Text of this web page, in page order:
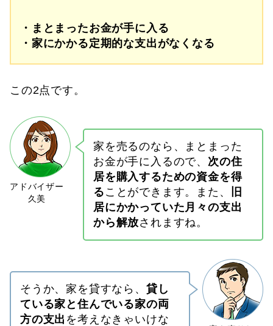
・まとまったお金が手に入る
・家にかかる定期的な支出がなくなる
この2点です。
家を売るのなら、まとまった
お金が手に入るので、 次の住
居を購入するための資金を得
る ことができます。また、
旧
居にかかっていた月々の支出
から解放されますね。
そうか、家を貸すなら、 貸し
ている家と住んでいる家の両
方の支出 を考えなきゃいけな